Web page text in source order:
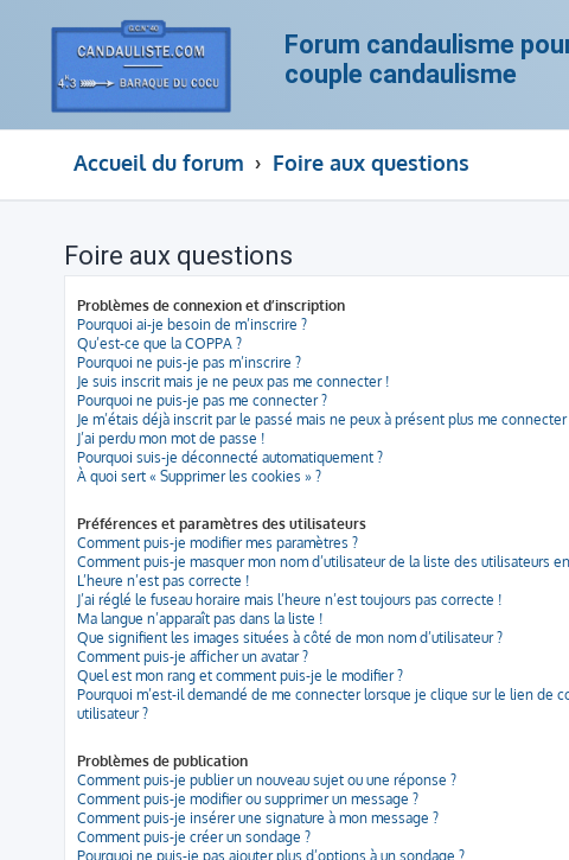
Forum candaulisme
couple candaulisme
Accueil du forum Foire aux questions
Foire aux questions
Problèmes de connexion et d’inscription
Pourquoi ai-je besoin de m’inscrire ?
Qu’est-ce que la COPPA ?
Pourquoi ne puis-je pas m’inscrire ?
Je suis inscrit mais je ne peux pas me connecter !
Pourquoi ne puis-je pas me connecter ?
Je m’étais déjà inscrit par le passé mais ne peux à présent plus me connecter
J’ai perdu mon mot de passe !
Pourquoi suis-je déconnecté automatiquement ?
À quoi sert « Supprimer les cookies » ?
Préférences et paramètres des utilisateurs
Comment puis-je modifier mes paramètres ?
Comment puis-je masquer mon nom d’utilisateur de la liste des utilisateurs
L’heure n’est pas correcte !
J’ai réglé le fuseau horaire mais l’heure n’est toujours pas correcte !
Ma langue n’apparaît pas dans la liste !
Que signifient les images situées à côté de mon nom d’utilisateur ?
Comment puis-je afficher un avatar ?
Quel est mon rang et comment puis-je le modifier ?
Pourquoi m’est-il demandé de me connecter lorsque je clique sur le lien de
utilisateur ?
Problèmes de publication
Comment puis-je publier un nouveau sujet ou une réponse ?
Comment puis-je modifier ou supprimer un message ?
Comment puis-je insérer une signature à mon message ?
Comment puis-je créer un sondage ?
Pourquoi ne puis-je pas ajouter plus d’options à un sondage ?